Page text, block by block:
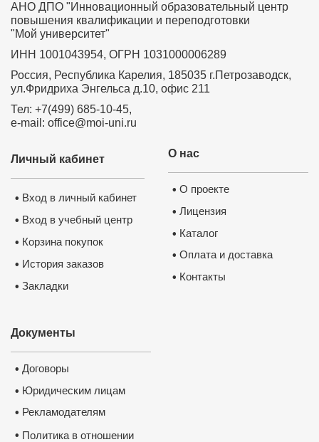
АНО ДПО "Инновационный образовательный центр
повышения квалификации и переподготовки
"Мой университет"
ИНН 1001043954, ОГРН 1031000006289
Россия, Республика Карелия, 185035 г.Петрозаводск,
ул.Фридриха Энгельса д.10, офис 211
Тел: +7(499) 685-10-45,
e-mail: office@moi-uni.ru
О нас
• О проекте
• Лицензия
• Каталог
• Оплата и доставка
• Контакты
Личный кабинет
• Вход в личный кабинет
• Вход в учебный центр
• Корзина покупок
• История заказов
• Закладки
Документы
• Договоры
• Юридическим лицам
• Рекламодателям
• Политика в отношении